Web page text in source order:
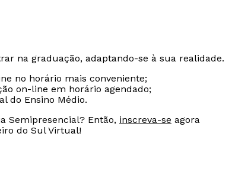
na graduação, adaptando-se à sua realidade.
no horário mais conveniente;
on-line em horário agendado;
do Ensino Médio.
Semipresencial? Então, inscreva-se agora
do Sul Virtual!